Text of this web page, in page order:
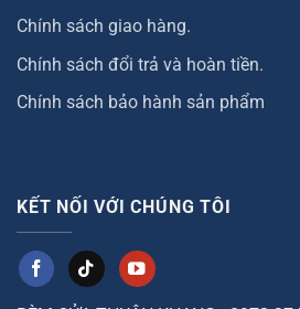
Chính sách giao hàng.
Chính sách đổi trả và hoàn tiền.
Chính sách bảo hành sản phẩm
KẾT NỐI VỚI CHÚNG TÔI